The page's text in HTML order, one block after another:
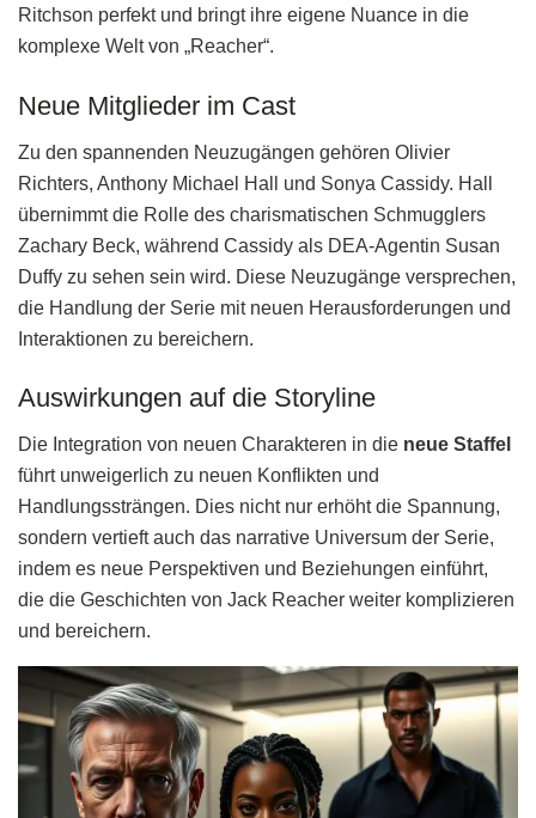
Ritchson perfekt und bringt ihre eigene Nuance in die
komplexe Welt von „Reacher“.
Neue Mitglieder im Cast
Zu den spannenden Neuzugängen gehören Olivier
Richters, Anthony Michael Hall und Sonya Cassidy. Hall
übernimmt die Rolle des charismatischen Schmugglers
Zachary Beck, während Cassidy als DEA-Agentin Susan
Duffy zu sehen sein wird. Diese Neuzugänge versprechen,
die Handlung der Serie mit neuen Herausforderungen und
Interaktionen zu bereichern.
Auswirkungen auf die Storyline
Die Integration von neuen Charakteren in die neue Staffel
führt unweigerlich zu neuen Konflikten und
Handlungssträngen. Dies nicht nur erhöht die Spannung,
sondern vertieft auch das narrative Universum der Serie,
indem es neue Perspektiven und Beziehungen einführt,
die die Geschichten von Jack Reacher weiter komplizieren
und bereichern.